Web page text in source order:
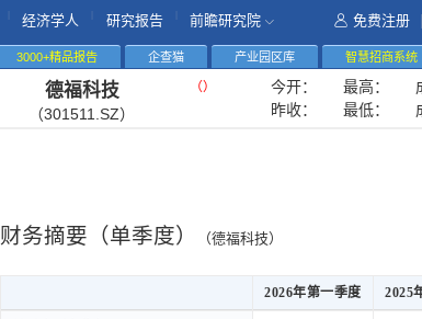
经济学人 研究报告 前瞻研究院 免费注册
3000+精品报告 企查猫 产业园区库 智慧招商系统
德福科技
（301511.SZ）
（） 今开： 最高：
昨收：
最低：
财务摘要（单季度） （德福科技）
2026年第一季度 2025